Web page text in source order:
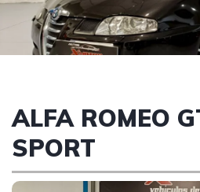
ALFA ROMEO
SPORT